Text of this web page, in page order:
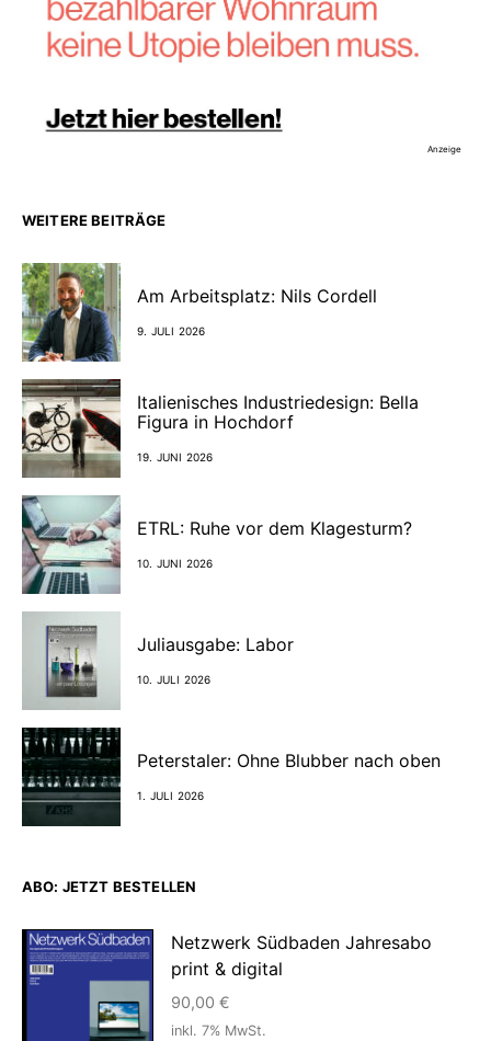
Anzeige
WEITERE BEITRÄGE
Am Arbeitsplatz: Nils Cordell
9. JULI 2026
Italienisches Industriedesign: Bella
Figura in Hochdorf
19. JUNI 2026
ETRL: Ruhe vor dem Klagesturm?
10. JUNI 2026
Juliausgabe: Labor
10. JULI 2026
Peterstaler: Ohne Blubber nach oben
1. JULI 2026
ABO: JETZT BESTELLEN
Netzwerk Südbaden Jahresabo
print & digital
90,00 €
inkl. 7% MwSt.